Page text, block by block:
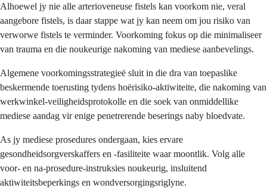
Alhoewel jy nie alle arterioveneuse fistels kan voorkom nie, veral
aangebore fistels, is daar stappe wat jy kan neem om jou risiko van
verworwe fistels te verminder. Voorkoming fokus op die minimaliseer
van trauma en die noukeurige nakoming van mediese aanbevelings.
Algemene voorkomingsstrategieë sluit in die dra van toepaslike
beskermende toerusting tydens hoërisiko-aktiwiteite, die nakoming van
werkwinkel-veiligheidsprotokolle en die soek van onmiddellike
mediese aandag vir enige penetrerende beserings naby bloedvate.
As jy mediese prosedures ondergaan, kies ervare
gesondheidsorgverskaffers en -fasiliteite waar moontlik. Volg alle
voor- en na-prosedure-instruksies noukeurig, insluitend
aktiwiteitsbeperkings en wondversorgingsriglyne.